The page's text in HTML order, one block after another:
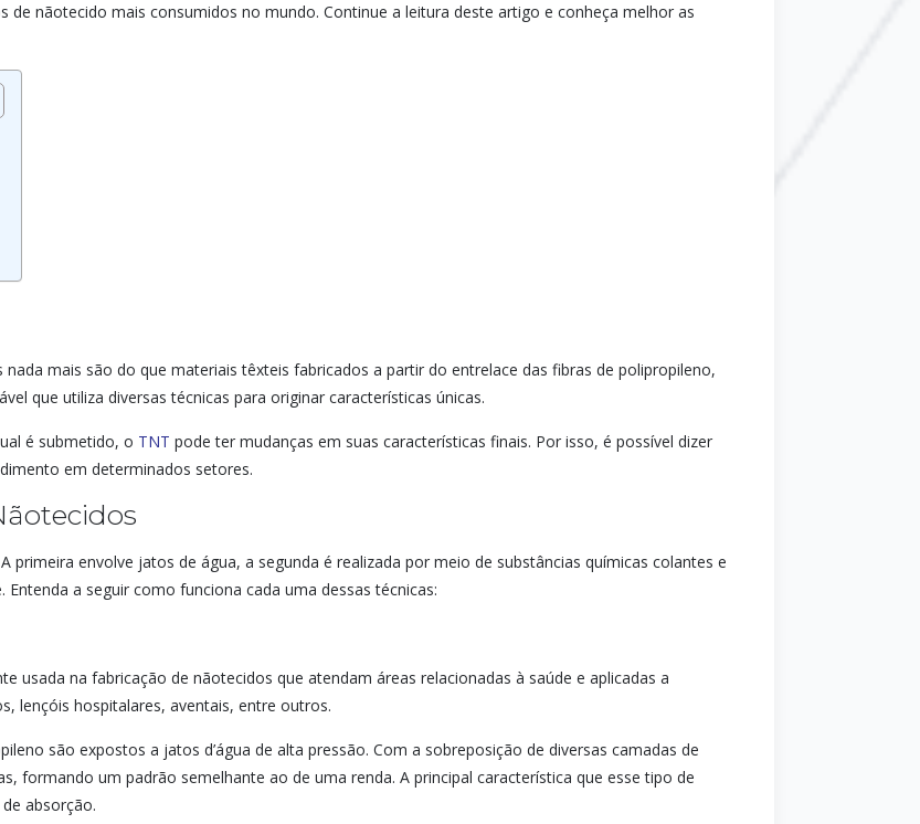
de nãotecido mais consumidos no mundo. Continue a leitura deste artigo e conheça melhor as
mais são do que materiais têxteis fabricados a partir do entrelace das fibras de polipropileno,
que utiliza diversas técnicas para originar características únicas.
é submetido, o TNT pode ter mudanças em suas características finais. Por isso, é possível dizer
em determinados setores.
primeira envolve jatos de água, a segunda é realizada por meio de substâncias químicas colantes e
a seguir como funciona cada uma dessas técnicas:
usada na fabricação de nãotecidos que atendam áreas relacionadas à saúde e aplicadas a
lençóis hospitalares, aventais, entre outros.
são expostos a jatos d’água de alta pressão. Com a sobreposição de diversas camadas de
formando um padrão semelhante ao de uma renda. A principal característica que esse tipo de
absorção.